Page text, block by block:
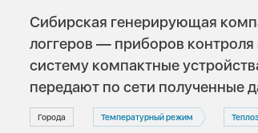
Сибирская генерирующая
логгеров — приборов
систему компактные
передают по сети полученные
Города Температурный режим